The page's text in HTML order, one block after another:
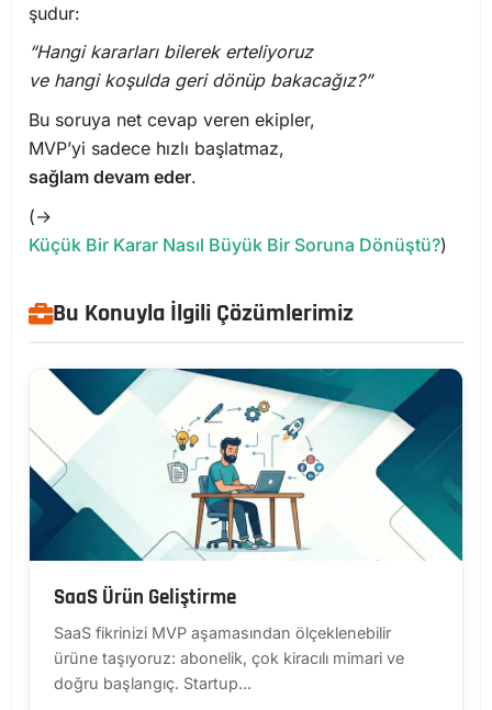
şudur:
“Hangi kararları bilerek erteliyoruz
ve hangi koşulda geri dönüp bakacağız?”
Bu soruya net cevap veren ekipler,
MVP’yi sadece hızlı başlatmaz,
sağlam devam eder.
(→
Küçük Bir Karar Nasıl Büyük Bir Soruna Dönüştü?)
Bu Konuyla İlgili Çözümlerimiz
SaaS Ürün Geliştirme
SaaS fikrinizi MVP aşamasından ölçeklenebilir
ürüne taşıyoruz: abonelik, çok kiracılı mimari ve
doğru başlangıç. Startup...